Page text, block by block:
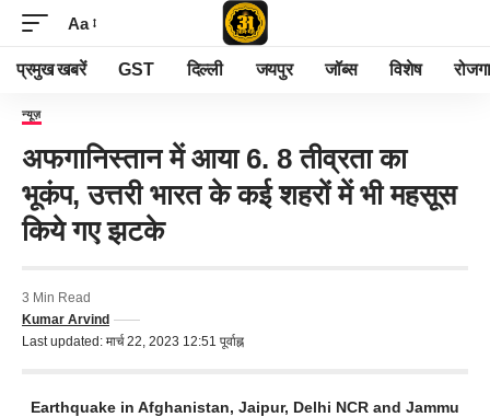
Aa
प्रमुख खबरें GST दिल्ली जयपुर जॉब्स विशेष
न्यूज़
अफगानिस्तान में आया 6. 8 तीव्रता का
भूकंप, उत्तरी भारत के कई शहरों में भी महसूस
किये गए झटके
Last updated: मार्च 22, 2023 12:51 पूर्वाह्न
Kumar Arvind
3 Min Read
Earthquake in Afghanistan, Jaipur, Delhi NCR and Jammu